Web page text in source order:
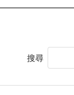
搜尋